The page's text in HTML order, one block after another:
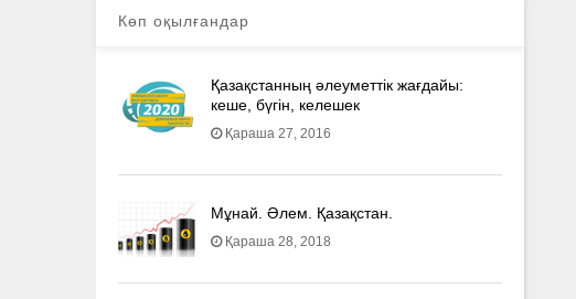
Көп оқылғандар
Қазақстанның әлеуметтік жағдайы:
кеше, бүгін, келешек
Қараша 27, 2016
Мұнай. Әлем. Қазақстан.
Қараша 28, 2018